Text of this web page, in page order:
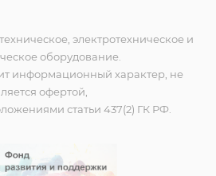
электротехническое и
оборудование.
информационный характер, не
офертой,
статьи 437(2) ГК РФ.